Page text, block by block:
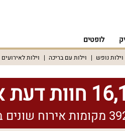
לופטים
וילות נופש וילות עם בריכה וילות לאירועים
אמיתיות!